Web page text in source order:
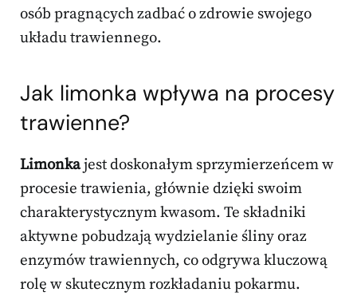
osób pragnących zadbać o zdrowie swojego
układu trawiennego.
Jak limonka wpływa na procesy
trawienne?
Limonkajest doskonałym sprzymierzeńcem w
procesie trawienia, głównie dzięki swoim
charakterystycznym kwasom. Te składniki
aktywne pobudzają wydzielanie śliny oraz
enzymów trawiennych, co odgrywa kluczową
rolę w skutecznym rozkładaniu pokarmu.